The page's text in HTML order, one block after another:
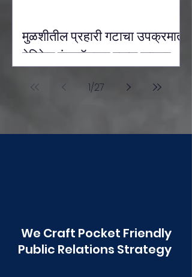
मुळशीतील प्रहारी गटाचा उपक्रमात
हेरिटेज इंटरनॅशनल स्कूल कासार
1/27
We Craft Pocket Friendly
Public Relations Strategy